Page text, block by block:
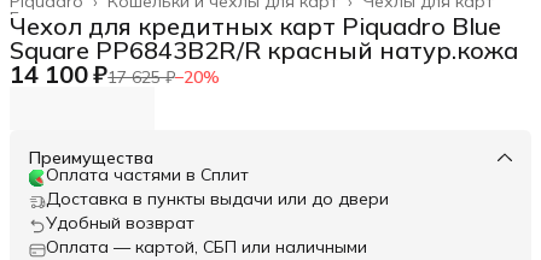
Главная
Чехол для кредитных карт Piquadro Blue
Square PP6843B2R/R красный натур.кожа
14 100 ₽17 625 ₽−20%
Преимущества
Оплата частями в Сплит
Доставка в пункты выдачи или до двери
Удобный возврат
Оплата — картой, СБП или наличными